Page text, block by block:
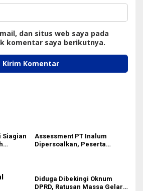
dan situs web saya pada
komentar saya berikutnya.
Siagian
Assessment PT Inalum
Dipersoalkan, Peserta
Diduga Dibekingi Oknum
DPRD, Ratusan Massa Gelar